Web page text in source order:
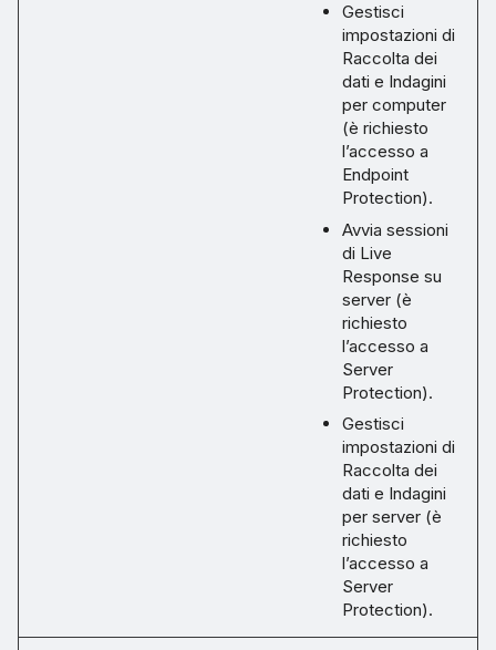
Gestisci
impostazioni di
Raccolta dei
dati e Indagini
per computer
(è richiesto
l’accesso a
Endpoint
Protection).
Avvia sessioni
di Live
Response su
server (è
richiesto
l’accesso a
Server
Protection).
Gestisci
impostazioni di
Raccolta dei
dati e Indagini
per server (è
richiesto
l’accesso a
Server
Protection).